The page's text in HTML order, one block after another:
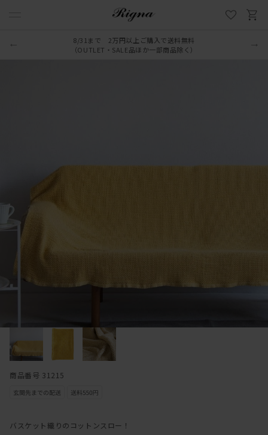
LINE新規追加でクーポンプレゼント
8/31まで 2万円以上ご購入で送料無料
（OUTLET・SALE品ほか一部商品除く）
バスケット織りのコットンスロー！
商品番号 31215